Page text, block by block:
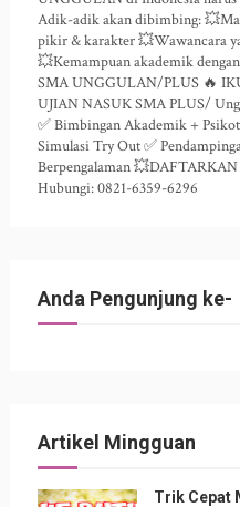
Adik-adik akan dibimbing:
pikir & karakter 💥Wawancara
💥Kemampuan akademik
SMA UNGGULAN/PLUS 🔥
UJIAN NASUK SMA PLUS/
✅ Bimbingan Akademik +
Simulasi Try Out ✅
Berpengalaman
Hubungi: 0821-6359-6296
Anda Pengunjung ke-
Artikel Mingguan
Trik Cepat